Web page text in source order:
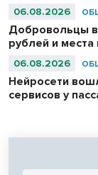
06.08.2026
Добровольцы в
рублей и места
06.08.2026
Нейросети
сервисов у